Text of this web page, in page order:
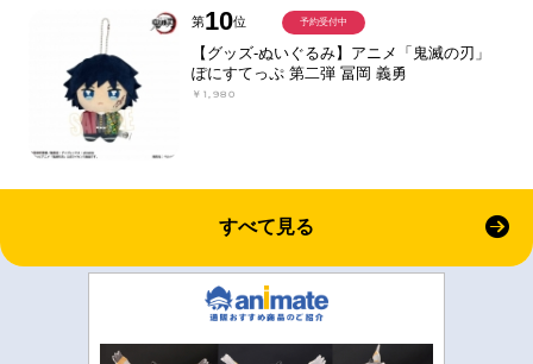
第10位
【グッズ-ぬいぐるみ】アニメ「鬼滅の刃」
ぽにすてっぷ 第二弾 冨岡 義勇
￥1,980
予約受付中
すべて見る